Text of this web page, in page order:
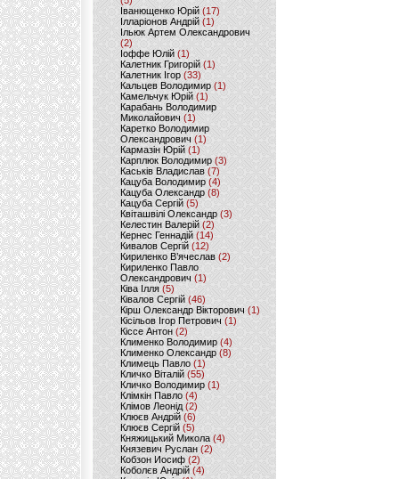
Іванющенко Юрій (17)
Ілларіонов Андрій (1)
Ільюк Артем Олександрович
(2)
Іоффе Юлій (1)
Калетник Григорій(1)
Калетник Ігор (33)
Кальцев Володимир(1)
Камельчук Юрій (1)
Карабань Володимир
Миколайович (1)
Каретко Володимир
Олександрович (1)
Кармазін Юрій(1)
Карплюк Володимир(3)
Каськів Владислав (7)
Кацуба Володимир (4)
Кацуба Олександр (8)
Кацуба Сергій (5)
Квіташвілі Олександр(3)
Келестин Валерій(2)
Кернес Геннадій (14)
Кивалов Сергій (12)
Кириленко В’ячеслав (2)
Кириленко Павло
Олександрович (1)
Ківа Ілля (5)
Ківалов Сергій(46)
Кірш Олександр Вікторович (1)
Кісільов Ігор Петрович (1)
Кіссе Антон (2)
Клименко Володимир(4)
Клименко Олександр (8)
Климець Павло (1)
Кличко Віталій(55)
Кличко Володимир (1)
Клімкін Павло (4)
Клімов Леонід(2)
Клюєв Андрій(6)
Клюєв Сергій (5)
Княжицький Микола(4)
Князевич Руслан (2)
Кобзон Иосиф(2)
Коболєв Андрій (4)